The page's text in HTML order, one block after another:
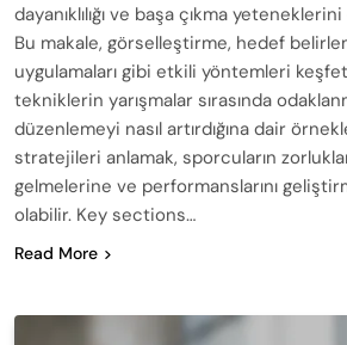
dayanıklılığı ve başa çıkma
Bu makale, görselleştirme, hedef
uygulamaları gibi etkili yöntemleri
tekniklerin yarışmalar sırasında
düzenlemeyi nasıl artırdığına dair
stratejileri anlamak, sporcuların
gelmelerine ve performanslarını
olabilir. Key sections…
Read More